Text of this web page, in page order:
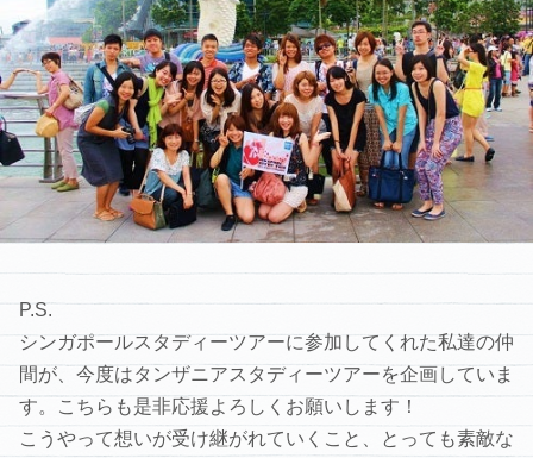
P.S.
シンガポールスタディーツアーに参加してくれた私達の仲
間が、今度はタンザニアスタディーツアーを企画していま
す。こちらも是非応援よろしくお願いします！
こうやって想いが受け継がれていくこと、とっても素敵な